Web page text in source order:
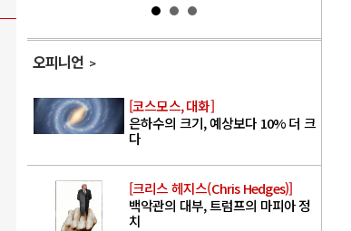
오피니언
[코스모스, 대화]
은하수의 크기, 예상보다 10% 더 크
다
[크리스 헤지스(Chris Hedges)]
백악관의 대부, 트럼프의 마피아 정
치